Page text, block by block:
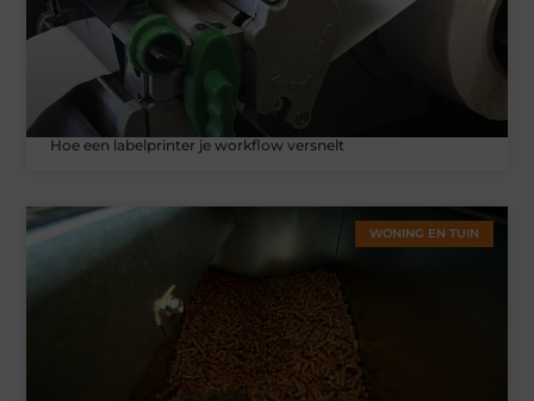
Hoe een labelprinter je workflow versnelt
WONING EN TUIN